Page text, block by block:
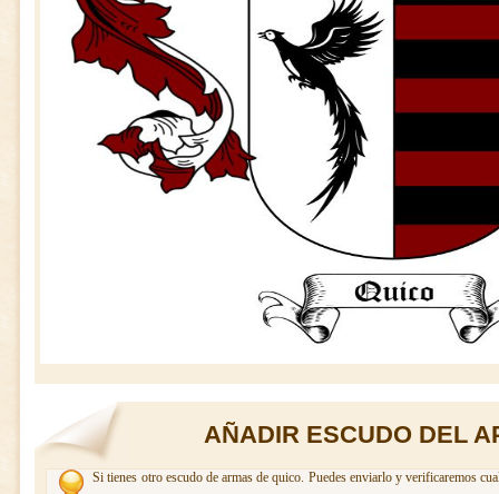
AÑADIR ESCUDO DEL
Si tienes otro escudo de armas de quico. Puedes enviarlo y verificaremos